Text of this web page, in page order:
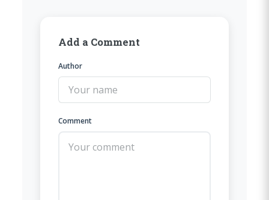
Add a Comment
Author
Comment